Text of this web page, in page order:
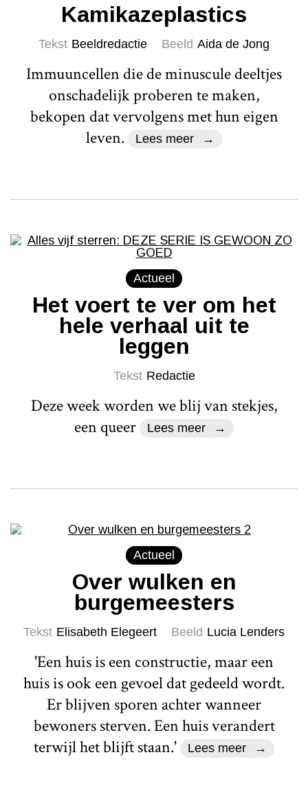
Kamikazeplastics
Tekst Beeldredactie Beeld Aida de Jong
Immuuncellen die de minuscule deeltjes
onschadelijk proberen te maken,
bekopen dat vervolgens met hun eigen
leven.
Lees meer
Actueel
Het voert te ver om het
hele verhaal uit te
leggen
Tekst Redactie
Deze week worden we blij van stekjes,
een queer
Lees meer
Actueel
Over wulken en
burgemeesters
Tekst Elisabeth Elegeert Beeld Lucia Lenders
'Een huis is een constructie, maar een
huis is ook een gevoel dat gedeeld wordt.
Er blijven sporen achter wanneer
bewoners sterven. Een huis verandert
terwijl het blijft staan.'
Lees meer